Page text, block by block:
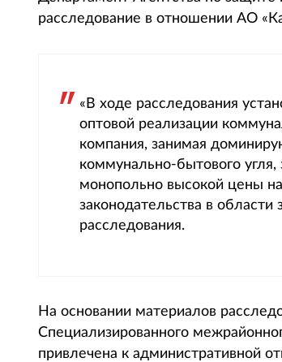
расследование в отношении АО
«В ходе расследования
оптовой реализации
компания, занимая
коммунально-бытового
монопольно высокой цены
законодательства в
расследования.
На основании материалов
Специализированного
привлечена к административной